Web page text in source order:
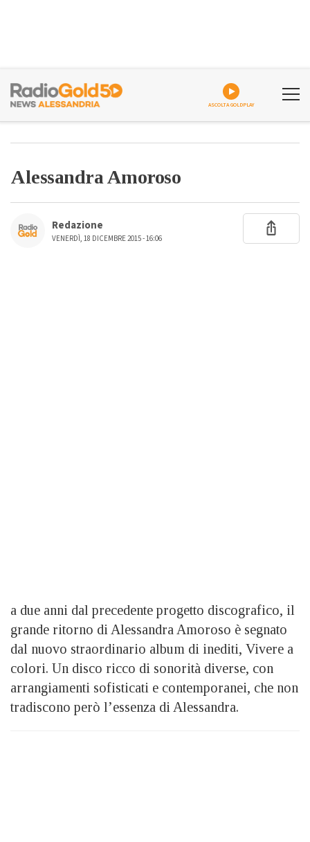
ASCOLTA GOLDPLAY
Alessandra Amoroso
Redazione
VENERDÌ, 18 DICEMBRE 2015 - 16:06
a due anni dal precedente progetto discografico, il
grande ritorno di Alessandra Amoroso è segnato
dal nuovo straordinario album di inediti, Vivere a
colori. Un disco ricco di sonorità diverse, con
arrangiamenti sofisticati e contemporanei, che non
tradiscono però l’essenza di Alessandra.